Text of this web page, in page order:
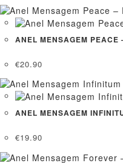
ANEL MENSAGEM PEACE
€20.90
ANEL MENSAGEM
€19.90